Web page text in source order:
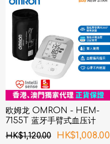
欧姆龙 OMRON - HEM-
7155T 蓝牙手臂式血压计
HK$1,120.00
HK$1,008.00